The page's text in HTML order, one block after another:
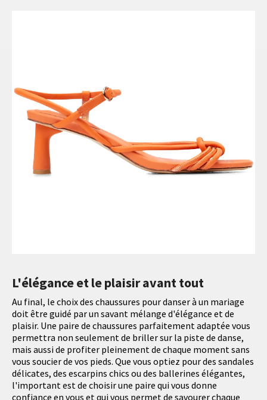
L'élégance et le plaisir avant tout
Au final, le choix des chaussures pour danser à un mariage
doit être guidé par un savant mélange d'élégance et de
plaisir. Une paire de chaussures parfaitement adaptée vous
permettra non seulement de briller sur la piste de danse,
mais aussi de profiter pleinement de chaque moment sans
vous soucier de vos pieds. Que vous optiez pour des sandales
délicates, des escarpins chics ou des ballerines élégantes,
l'important est de choisir une paire qui vous donne
confiance en vous et qui vous permet de savourer chaque